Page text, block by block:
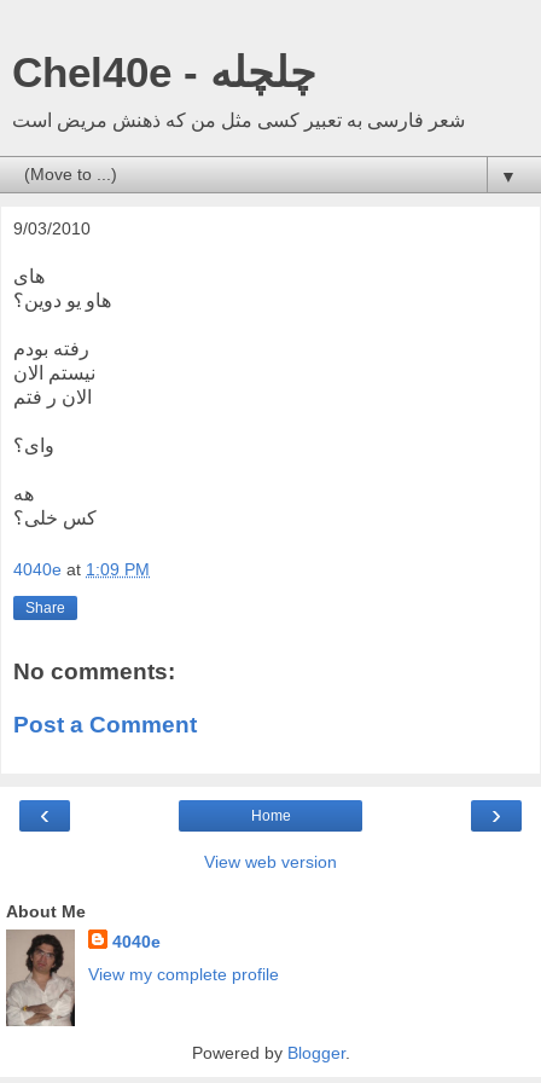
Chel40e - چلچله
شعر فارسی به تعبیر کسی مثل من که ذهنش مریض است
▼
9/03/2010
های
هاو یو دوین؟
رفته بودم
نیستم الان
الان ر فتم
وای؟
هه
کس خلی؟
4040e at 1:09 PM
Share
No comments:
Post a Comment
‹ ›
Home
View web version
About Me
4040e
View my complete profile
Powered by Blogger.